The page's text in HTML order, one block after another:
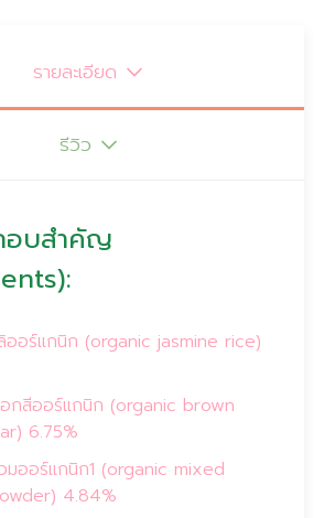
รายละเอียด
รีวิว
อบสำคัญ
ออร์แกนิก (organic jasmine rice)
กสีออร์แกนิก (organic brown
6.75%
มออร์แกนิก1 (organic mixed
4.84%